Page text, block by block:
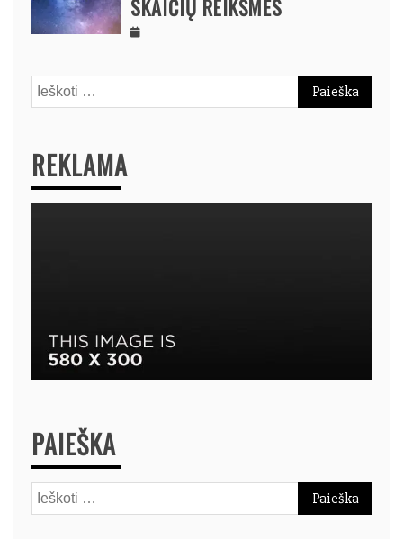
SKAIČIŲ REIKŠMĖS
Ieškoti:
REKLAMA
PAIEŠKA
Ieškoti: